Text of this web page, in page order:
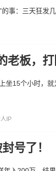
事：三天狂发
老板，
15个小时，
IP
号了！